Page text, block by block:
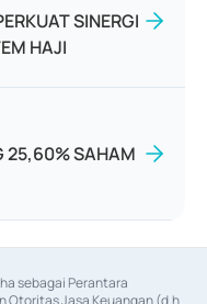
SINERGI
HAJI
25,60% SAHAM
sebagai Perantara
Otoritas Jasa Keuangan (d.h